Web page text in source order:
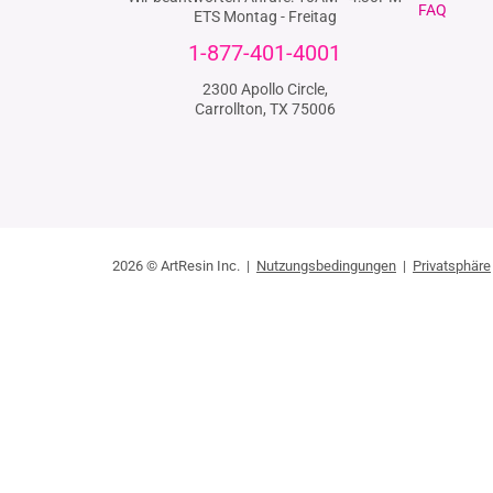
ETS Montag - Freitag
1-877-401-4001
2300 Apollo Circle,
Carrollton, TX 75006
FAQ
2026 © ArtResin Inc. | Nutzungsbedingungen | Privatsphäre